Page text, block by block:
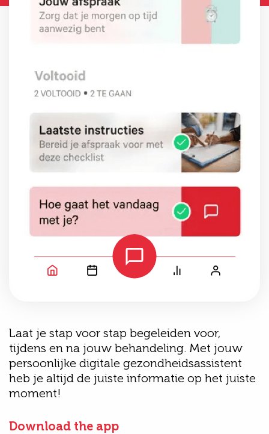
Laat je stap voor stap begeleiden voor,
tijdens en na jouw behandeling. Met jouw
persoonlijke digitale gezondheidsassistent
heb je altijd de juiste informatie op het juiste
moment!
Download the app